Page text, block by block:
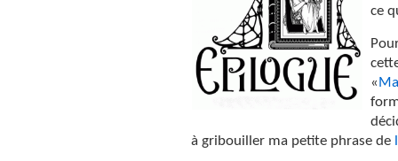
ce
«
à gribouiller ma petite phrase de